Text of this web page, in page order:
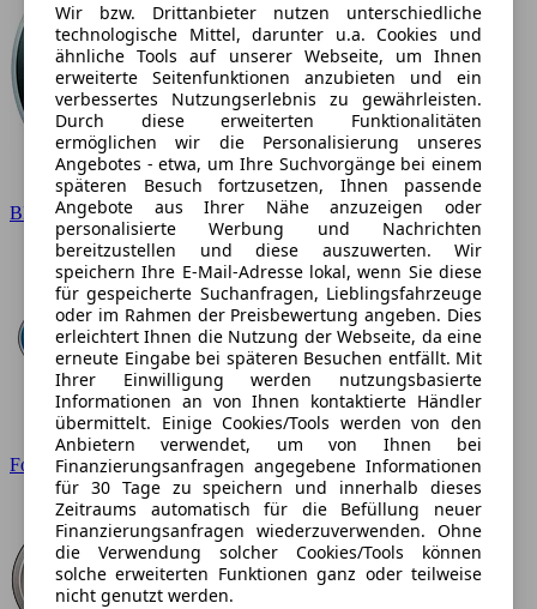
BMW
Ford
Wir bzw. Drittanbieter nutzen unterschiedliche
technologische Mittel, darunter u.a. Cookies und
ähnliche Tools auf unserer Webseite, um Ihnen
erweiterte Seitenfunktionen anzubieten und ein
verbessertes Nutzungserlebnis zu gewährleisten.
Durch diese erweiterten Funktionalitäten
ermöglichen wir die Personalisierung unseres
Angebotes - etwa, um Ihre Suchvorgänge bei einem
späteren Besuch fortzusetzen, Ihnen passende
Angebote aus Ihrer Nähe anzuzeigen oder
personalisierte Werbung und Nachrichten
bereitzustellen und diese auszuwerten. Wir
speichern Ihre E-Mail-Adresse lokal, wenn Sie diese
für gespeicherte Suchanfragen, Lieblingsfahrzeuge
oder im Rahmen der Preisbewertung angeben. Dies
erleichtert Ihnen die Nutzung der Webseite, da eine
erneute Eingabe bei späteren Besuchen entfällt. Mit
Ihrer Einwilligung werden nutzungsbasierte
Informationen an von Ihnen kontaktierte Händler
übermittelt. Einige Cookies/Tools werden von den
Anbietern verwendet, um von Ihnen bei
Finanzierungsanfragen angegebene Informationen
für 30 Tage zu speichern und innerhalb dieses
Zeitraums automatisch für die Befüllung neuer
Finanzierungsanfragen wiederzuverwenden. Ohne
die Verwendung solcher Cookies/Tools können
solche erweiterten Funktionen ganz oder teilweise
nicht genutzt werden.